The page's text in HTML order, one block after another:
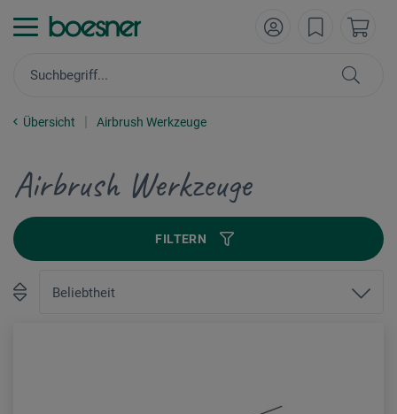
Übersicht Airbrush Werkzeuge
Airbrush Werkzeuge
FILTERN